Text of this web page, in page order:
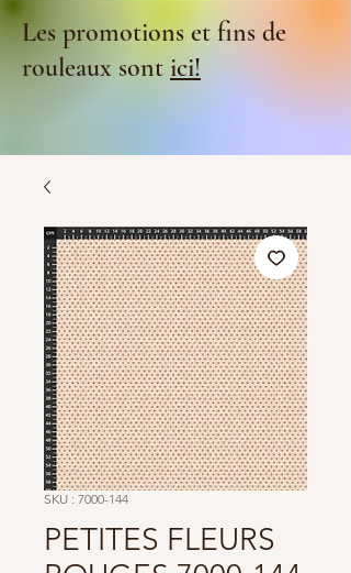
Les promotions et fins de
rouleaux sontici!
SKU : 7000-144
PETITES FLEURS